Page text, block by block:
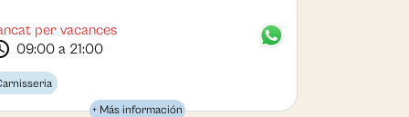
per vacances
09:00 a 21:00
+ Más información